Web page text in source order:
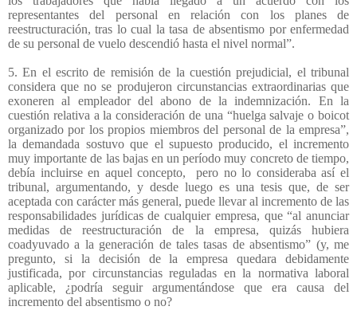
representantes del personal en relación con los planes de
reestructuración, tras lo cual la tasa de absentismo por enfermedad
de su personal de vuelo descendió hasta el nivel normal”.
5. En el escrito de remisión de la cuestión prejudicial, el tribunal
considera que no se produjeron circunstancias extraordinarias que
exoneren al empleador del abono de la indemnización. En la
cuestión relativa a la consideración de una “huelga salvaje o boicot
organizado por los propios miembros del personal de la empresa”,
la demandada sostuvo que el supuesto producido, el incremento
muy importante de las bajas en un período muy concreto de tiempo,
debía incluirse en aquel concepto,
pero no lo consideraba así el
tribunal, argumentando, y desde luego es una tesis que, de ser
aceptada con carácter más general, puede llevar al incremento de las
responsabilidades jurídicas de cualquier empresa, que “al anunciar
medidas de reestructuración de la empresa, quizás hubiera
coadyuvado a la generación de tales tasas de absentismo” (y, me
pregunto, si la decisión de la empresa quedara debidamente
justificada, por circunstancias reguladas en la normativa laboral
aplicable, ¿podría seguir argumentándose que era causa del
incremento del absentismo o no?